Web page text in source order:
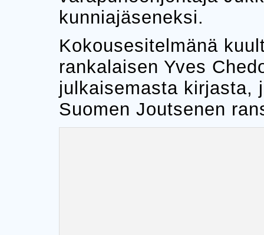
kunniajäseneksi.
Kokousesitelmänä
rankalaisen Yves
julkaisemasta kirjasta,
Suomen Joutsenen